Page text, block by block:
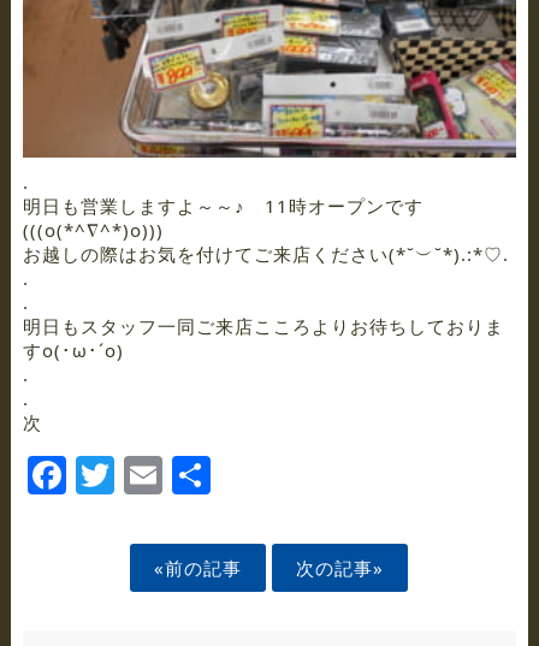
.
明日も営業しますよ～～♪ 11時オープンです
(((o(*^∇^*)o)))
お越しの際はお気を付けてご来店ください(*˘︶˘*).:*♡.
.
.
明日もスタッフ一同ご来店こころよりお待ちしておりま
すo(･ω･´o)
.
.
次
Facebook
Twitter
EmailShare
«前の記事 次の記事»